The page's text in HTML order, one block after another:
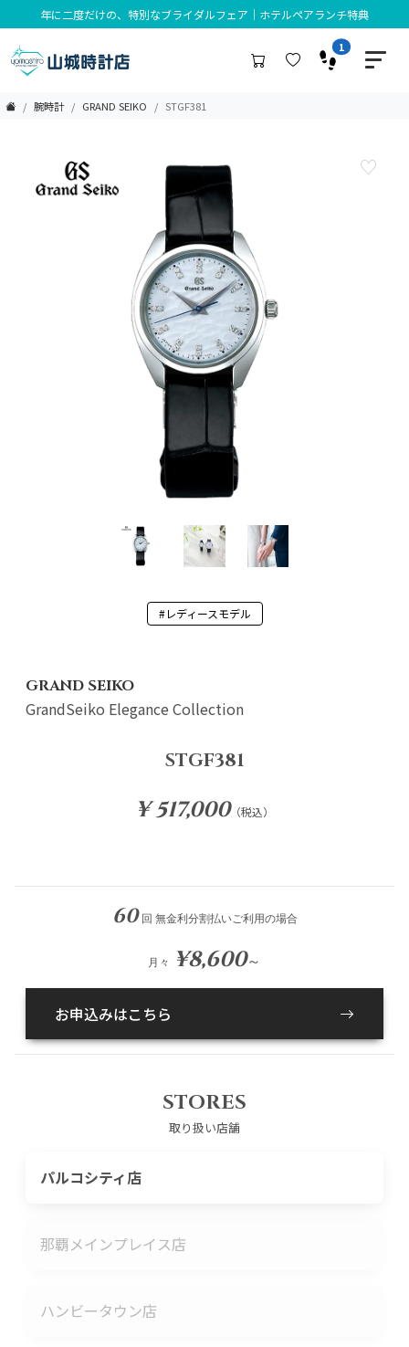
年に二度だけの、特別なブライダルフェア｜ホテルペアランチ特典
1
腕時計 GRAND SEIKO STGF381
#レディースモデル
GRAND SEIKO
GrandSeiko Elegance Collection
STGF381
¥ 517,000（税込）
60 回 無金利分割払いご利用の場合
月々 ¥8,600～
お申込みはこちら
STORES
取り扱い店舗
パルコシティ店
那覇メインプレイス店
ハンビータウン店